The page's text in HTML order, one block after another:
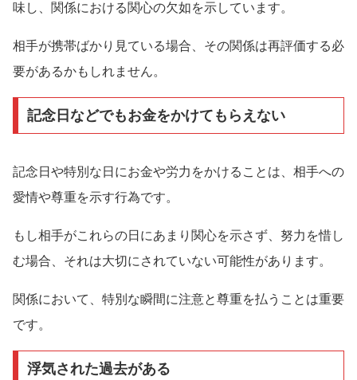
味し、関係における関心の欠如を示しています。
相手が携帯ばかり見ている場合、その関係は再評価する必
要があるかもしれません。
記念日などでもお金をかけてもらえない
記念日や特別な日にお金や労力をかけることは、相手への
愛情や尊重を示す行為です。
もし相手がこれらの日にあまり関心を示さず、努力を惜し
む場合、それは大切にされていない可能性があります。
関係において、特別な瞬間に注意と尊重を払うことは重要
です。
浮気された過去がある